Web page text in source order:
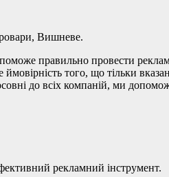
Вишневе.
правильно провести
того, що тільки
до всіх компаній, ми
рекламний інструмент.